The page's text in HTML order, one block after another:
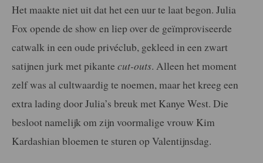
Het maakte niet uit dat het een uur te laat begon. Julia
Fox opende de show en liep over de geïmproviseerde
catwalk in een oude privéclub, gekleed in een zwart
satijnen jurk met pikante cut-outs. Alleen het moment
zelf was al cultwaardig te noemen, maar het kreeg een
extra lading door Julia’s breuk met Kanye West. Die
besloot namelijk om zijn voormalige vrouw Kim
Kardashian bloemen te sturen op Valentijnsdag.